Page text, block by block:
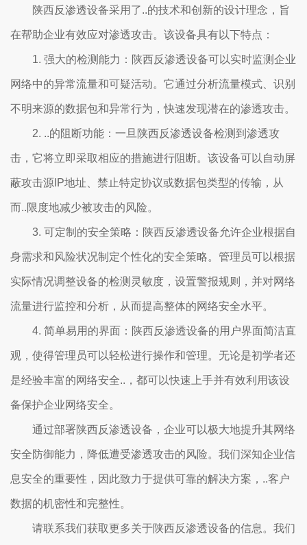
陕西反渗透设备采用了..的技术和创新的设计理念，旨
在帮助企业有效应对渗透攻击。该设备具有以下特点：
1. 强大的检测能力：陕西反渗透设备可以实时监测企业
网络中的异常流量和可疑活动。它通过分析流量模式、识别
不明来源的数据包和异常行为，快速发现潜在的渗透攻击。
2. ..的阻断功能：一旦陕西反渗透设备检测到渗透攻
击，它将立即采取相应的措施进行阻断。该设备可以自动屏
蔽攻击源IP地址、禁止特定协议或数据包类型的传输，从
而..限度地减少被攻击的风险。
3. 可定制的安全策略：陕西反渗透设备允许企业根据自
身需求和风险状况制定个性化的安全策略。管理员可以根据
实际情况调整设备的检测灵敏度，设置警报规则，并对网络
流量进行监控和分析，从而提高整体的网络安全水平。
4. 简单易用的界面：陕西反渗透设备的用户界面简洁直
观，使得管理员可以轻松进行操作和管理。无论是初学者还
是经验丰富的网络安全..，都可以快速上手并有效利用该设
备保护企业网络安全。
通过部署陕西反渗透设备，企业可以极大地提升其网络
安全防御能力，降低遭受渗透攻击的风险。我们深知企业信
息安全的重要性，因此致力于提供可靠的解决方案，..客户
数据的机密性和完整性。
请联系我们获取更多关于陕西反渗透设备的信息。我们